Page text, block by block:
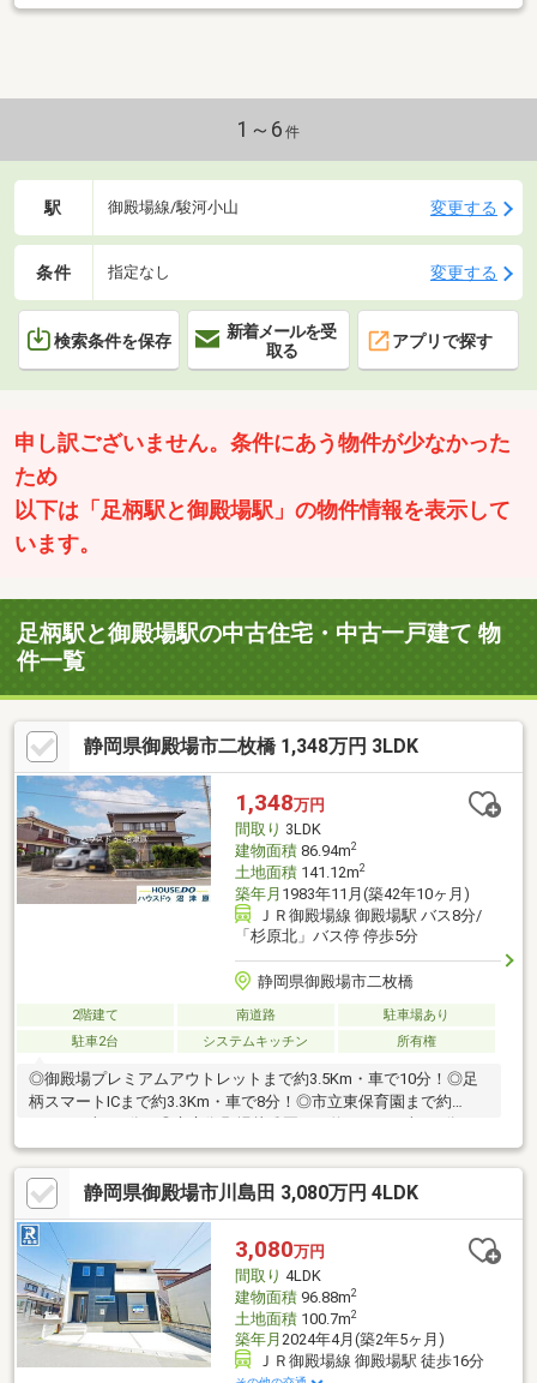
1～6 件
駅 御殿場線/駿河小山 変更する
条件 指定なし 変更する
検索条件を保存
新着メールを受
取る
アプリで探す
申し訳ございません。条件にあう物件が少なかった
ため
以下は「足柄駅と御殿場駅」の物件情報を表示して
います。
足柄駅と御殿場駅の中古住宅・中古一戸建て 物
件一覧
静岡県御殿場市二枚橋 1,348万円 3LDK
1,348万円
間取り 3LDK
建物面積86.94m2
土地面積141.12m2
築年月 1983年11月(築42年10ヶ月)
ＪＲ御殿場線 御殿場駅 バス8分/
「杉原北」バス停 停歩5分
静岡県御殿場市二枚橋
2階建て 南道路
駐車場あり
駐車2台
システムキッチン 所有権
◎御殿場プレミアムアウトレットまで約3.5Km・車で10分！◎足
柄スマートICまで約3.3Km・車で8分！◎市立東保育園まで約
1.2Km・車で4分！◎市立御殿場幼稚園まで約1.7Km・車で5分！
◎エブリィビッグデーまで約2.1Km・車で6分！◎セブンイレブン
まで約300m・徒歩4分！◎ウエルシアまで約740m・徒歩10分！◎
広場まで約100m・徒歩2分！※掲載画像右下に【AI修正】のロゴの
付いた画像は、現況家具等有ります。売主様のプライバシーに配
慮しCG加工により家具等消去した画像となり、現況との相違があ
る場合は現況を優先致します。※設備の内容・状況等は現況を優
先致します。
静岡県御殿場市川島田 3,080万円 4LDK
3,080万円
間取り 4LDK
建物面積96.88m2
土地面積100.7m2
築年月 2024年4月(築2年5ヶ月)
ＪＲ御殿場線 御殿場駅 徒歩16分